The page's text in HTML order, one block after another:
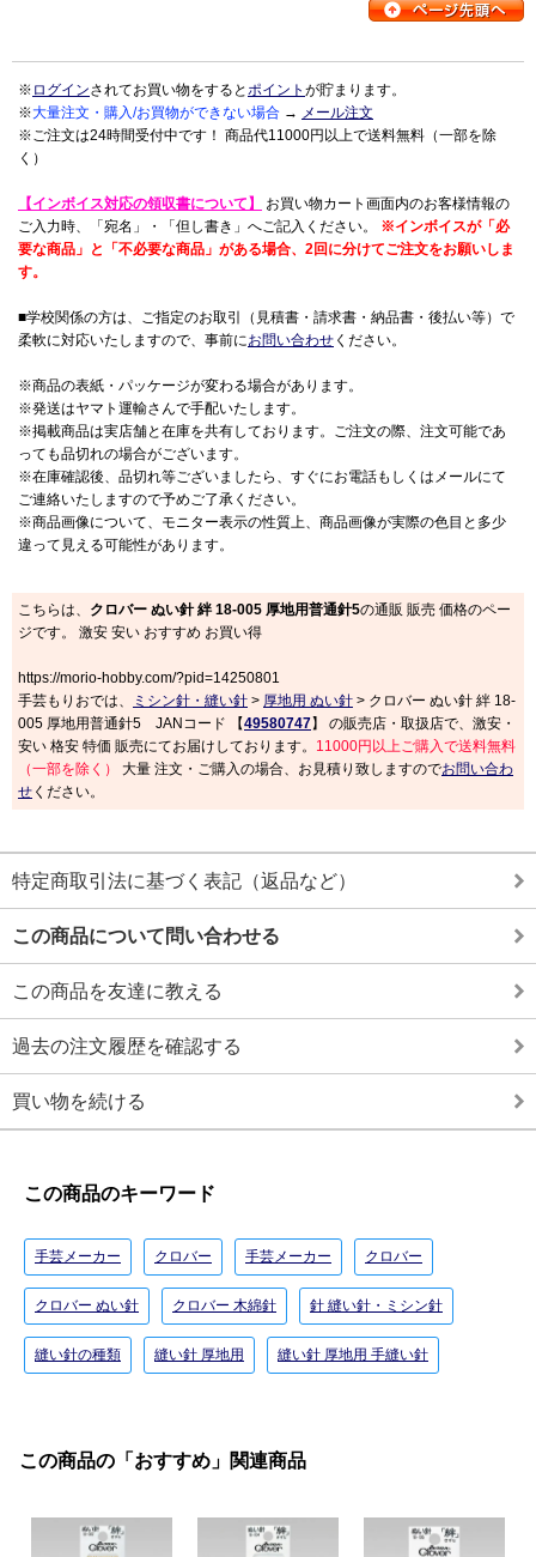
※ ログインされてお買い物をするとポイント が貯まります。
※大量注文・購入/お買物ができない場合 → メール注文
※ご注文は24時間受付中です！ 商品代11000円以上で送料無料（一部を除
く）
【インボイス対応の領収書について】
お買い物カート画面内のお客様情報の
ご入力時、「宛名」・「但し書き」へご記入ください。 ※インボイスが「必
要な商品」と「不必要な商品」がある場合、2回に分けてご注文をお願いしま
す。
■学校関係の方は、ご指定のお取引（見積書・請求書・納品書・後払い等）で
柔軟に対応いたしますので、事前にお問い合わせ ください。
※商品の表紙・パッケージが変わる場合があります。
※発送はヤマト運輸さんで手配いたします。
※掲載商品は実店舗と在庫を共有しております。ご注文の際、注文可能であ
っても品切れの場合がございます。
※在庫確認後、品切れ等ございましたら、すぐにお電話もしくはメールにて
ご連絡いたしますので予めご了承ください。
※商品画像について、モニター表示の性質上、商品画像が実際の色目と多少
違って見える可能性があります。
こちらは、 クロバー ぬい針 絆 18-005 厚地用普通針5の通販 販売 価格のペー
ジです。 激安 安い おすすめ お買い得
https://morio-hobby.com/?pid=14250801
手芸もりおでは、
ミシン針・縫い針 > 厚地用 ぬい針 > クロバー ぬい針 絆 18-
005 厚地用普通針5 JANコード 【49580747】 の販売店・取扱店で、激安・
安い 格安 特価 販売にてお届けしております。 11000円以上ご購入で送料無料
（一部を除く）
大量 注文・ご購入の場合、お見積り致しますのでお問い合わ
せ ください。
特定商取引法に基づく表記（返品など）
この商品について問い合わせる
この商品を友達に教える
過去の注文履歴を確認する
買い物を続ける
この商品のキーワード
手芸メーカー クロバー 手芸メーカー クロバー
クロバー ぬい針 クロバー 木綿針 針 縫い針・ミシン針
縫い針の種類 縫い針 厚地用 縫い針 厚地用 手縫い針
この商品の「おすすめ」関連商品